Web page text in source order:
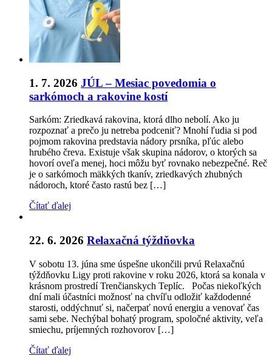
1. 7. 2026 JÚL – Mesiac povedomia o
sarkómoch a rakovine kostí
Sarkóm: Zriedkavá rakovina, ktorá dlho nebolí. Ako ju
rozpoznať a prečo ju netreba podceniť? Mnohí ľudia si pod
pojmom rakovina predstavia nádory prsníka, pľúc alebo
hrubého čreva. Existuje však skupina nádorov, o ktorých sa
hovorí oveľa menej, hoci môžu byť rovnako nebezpečné. Reč
je o sarkómoch mäkkých tkanív, zriedkavých zhubných
nádoroch, ktoré často rastú bez […]
Čítať ďalej
22. 6. 2026 Relaxačná týždňovka
V sobotu 13. júna sme úspešne ukončili prvú Relaxačnú
týždňovku Ligy proti rakovine v roku 2026, ktorá sa konala v
krásnom prostredí Trenčianskych Teplíc. Počas niekoľkých
dní mali účastníci možnosť na chvíľu odložiť každodenné
starosti, oddýchnuť si, načerpať novú energiu a venovať čas
sami sebe. Nechýbal bohatý program, spoločné aktivity, veľa
smiechu, príjemných rozhovorov […]
Čítať ďalej